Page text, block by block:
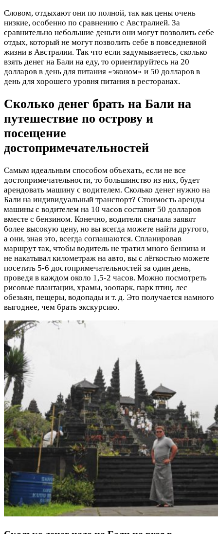
Словом, отдыхают они по полной, так как цены очень
низкие, особенно по сравнению с Австралией. За
сравнительно небольшие деньги они могут позволить себе
отдых, который не могут позволить себе в повседневной
жизни в Австралии. Так что если задумываетесь, сколько
взять денег на Бали на еду, то ориентируйтесь на 20
долларов в день для питания «эконом» и 50 долларов в
день для хорошего уровня питания в ресторанах.
Сколько денег брать на Бали на
путешествие по острову и
посещение
достопримечательностей
Самым идеальным способом объехать, если не все
достопримечательности, то большинство из них, будет
арендовать машину с водителем. Сколько денег нужно на
Бали на индивидуальный транспорт? Стоимость аренды
машины с водителем на 10 часов составит 50 долларов
вместе с бензином. Конечно, водители сначала заявят
более высокую цену, но вы всегда можете найти другого,
а они, зная это, всегда соглашаются. Спланировав
маршрут так, чтобы водитель не тратил много бензина и
не накатывал километраж на авто, вы с лёгкостью можете
посетить 5-6 достопримечательностей за один день,
проведя в каждом около 1,5-2 часов. Можно посмотреть
рисовые плантации, храмы, зоопарк, парк птиц, лес
обезьян, пещеры, водопады и т. д. Это получается намного
выгоднее, чем брать экскурсию.